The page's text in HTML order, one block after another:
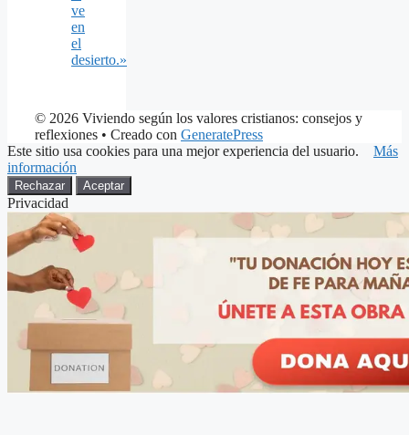
ve
en
el
desierto.»
© 2026 Viviendo según los valores cristianos: consejos y
reflexiones • Creado con GeneratePress
Este sitio usa cookies para una mejor experiencia del usuario. Más
información
Rechazar Aceptar
Privacidad